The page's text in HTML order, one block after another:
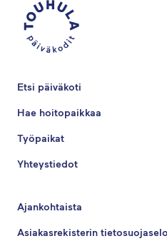
Etsi päiväkoti
Hae hoitopaikkaa
Työpaikat
Yhteystiedot
Ajankohtaista
Asiakasrekisterin